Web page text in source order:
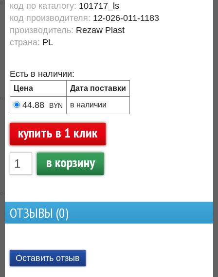
код по каталогу: 101717_ls
код производителя: 12-026-011-1183
производитель: Rezaw Plast
страна: PL
Есть в наличии:
Цена Дата поставки
44.88 BYN в наличии
купить в 1 клик
в корзину
ОТЗЫВЫ (0)
Оставить отзыв